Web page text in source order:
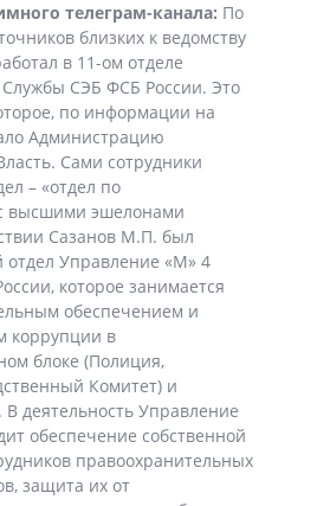
телеграм-канала: По
близких к ведомству
в 11-ом отделе
СЭБ ФСБ России. Это
по информации на
Администрацию
Сами сотрудники
– «отдел по
высшими эшелонами
Сазанов М.П. был
отдел Управление «М» 4
которое занимается
обеспечением и
коррупции в
блоке (Полиция,
Комитет) и
В деятельность Управление
обеспечение собственной
правоохранительных
защита их от